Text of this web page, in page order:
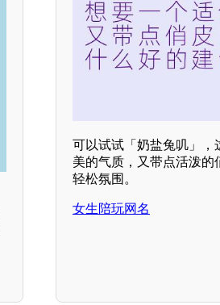
可以试试「奶盐兔叽」，
美的气质，又带点活泼
轻松氛围。
女生陪玩网名